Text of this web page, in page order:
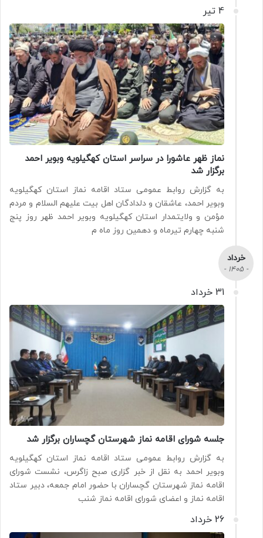
4 تیر
نماز ظهر عاشورا در سراسر استان کهگیلویه وبویر احمد
برگزار شد
به گزارش روابط عمومی ستاد اقامه نماز استان کهگیلویه
وبویر احمد، عاشقان و دلدادگان اهل بیت علیهم السلام و مردم
مؤمن و ولایتمدار استان کهگیلویه وبویر احمد ظهر روز پنج
شنبه چهارم تیرماه و دهمین روز ماه م
خرداد
- 1405 -
31 خرداد
جلسه شورای اقامه نماز شهرستان گچساران برگزار شد
به گزارش روابط عمومی ستاد اقامه نماز استان کهگیلویه
وبویر احمد به نقل از خبر گزاری صبح زاگرس، نشست شورای
اقامه نماز شهرستان گچساران با حضور امام جمعه، دبیر ستاد
اقامه نماز و اعضای شورای اقامه نماز شنب
26 خرداد